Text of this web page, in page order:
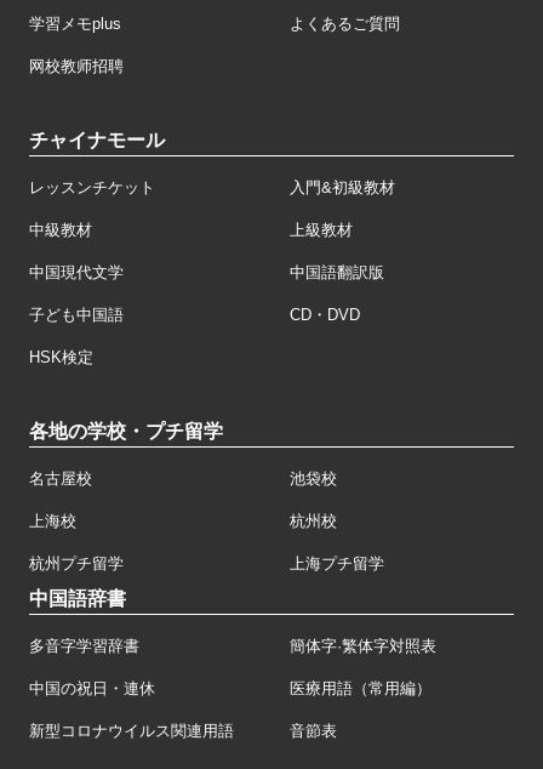
学習メモplus よくあるご質問
网校教师招聘
チャイナモール
レッスンチケット 入門&初級教材
中級教材 上級教材
中国現代文学 中国語翻訳版
子ども中国語 CD・DVD
HSK検定
各地の学校・プチ留学
名古屋校 池袋校
上海校 杭州校
杭州プチ留学 上海プチ留学
中国語辞書
多音字学習辞書 簡体字·繁体字対照表
中国の祝日・連休 医療用語（常用編）
新型コロナウイルス関連用語 音節表